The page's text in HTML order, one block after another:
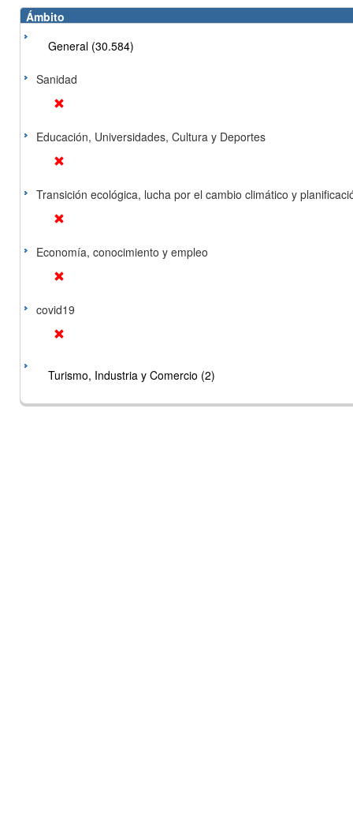
Ámbito
General (30.584)
Sanidad
Educación, Universidades, Cultura y Deportes
Transición ecológica, lucha por el cambio climático y
Economía, conocimiento y empleo
covid19
Turismo, Industria y Comercio (2)